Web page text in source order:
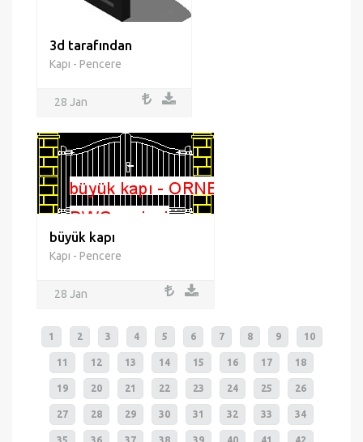
3d tarafından
Kapı - Pencere
28 Jan
büyük kapı
Kapı - Pencere
28 Jan
1 2 3 4 5 6 7 8 9 10
11 12 13 14 15 16 17 18
19 20 21 22 23 24 25 26
27 28 29 30 31 32 33 34